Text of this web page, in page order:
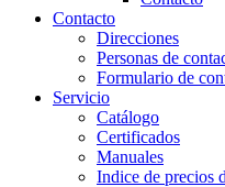
Contacto
Direcciones
Personas de
Formulario de
Servicio
Catálogo
Certificados
Manuales
Indice de precios